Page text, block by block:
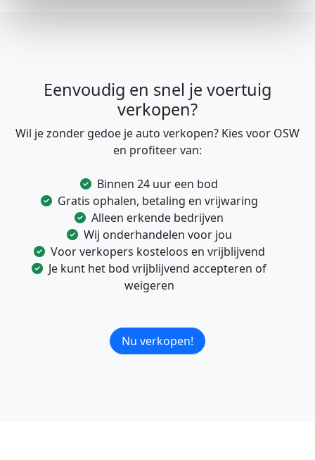
Eenvoudig en snel je voertuig
verkopen?
Wil je zonder gedoe je auto verkopen? Kies voor OSW
en profiteer van:
Binnen 24 uur een bod
Gratis ophalen, betaling en vrijwaring
Alleen erkende bedrijven
Wij onderhandelen voor jou
Voor verkopers kosteloos en vrijblijvend
Je kunt het bod vrijblijvend accepteren of
weigeren
Nu verkopen!